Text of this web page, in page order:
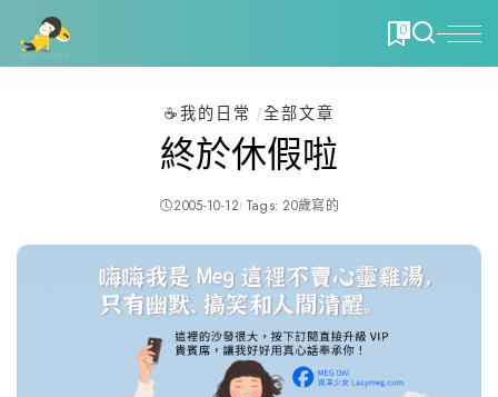
0
☕️我的日常 全部文章
終於休假啦
2005-10-12 Tags: 20歲寫的